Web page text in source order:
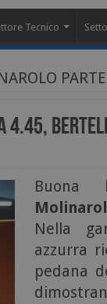
Tecnico
4.45,
Nella
azzurra
pedana